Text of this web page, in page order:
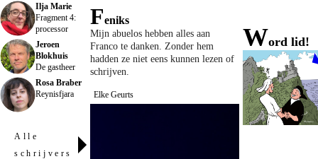
Ilja Marie
Fragment 4:
processor
Jeroen
Blokhuis
De gastheer
Rosa Braber
Reynisfjara
alle
schrijvers
Feniks
Mijn abuelos hebben alles aan
Franco te danken. Zonder hem
hadden ze niet eens kunnen lezen of
schrijven.
Elke Geurts
word lid!